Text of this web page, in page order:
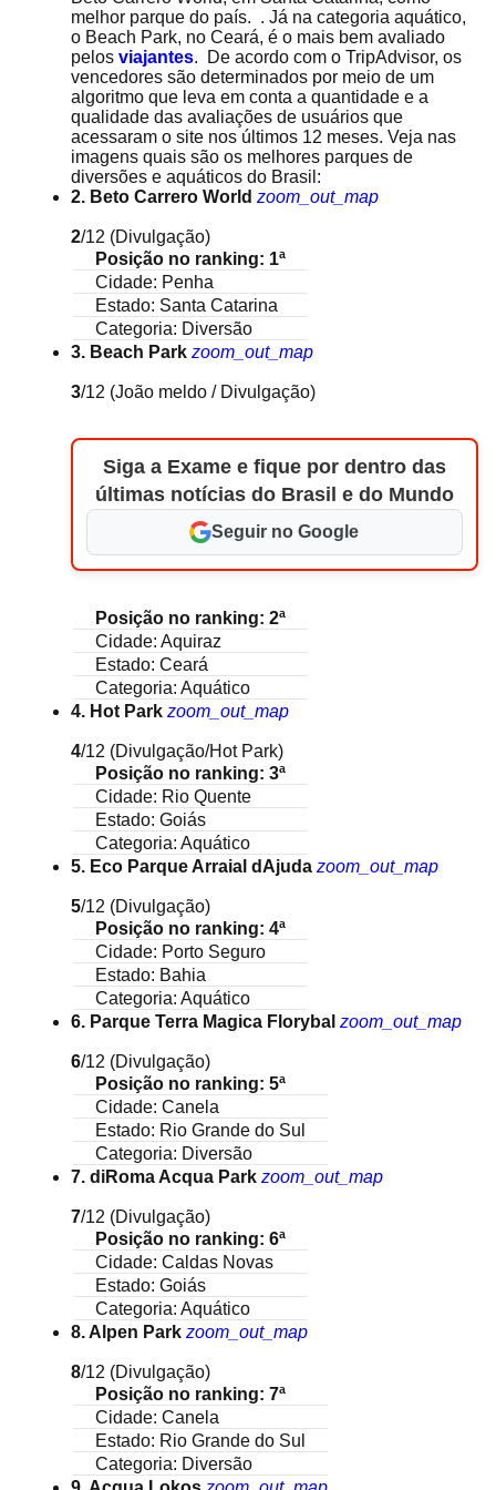
melhor parque do país. . Já na categoria aquático,
o Beach Park, no Ceará, é o mais bem avaliado
pelos viajantes. De acordo com o TripAdvisor, os
vencedores são determinados por meio de um
algoritmo que leva em conta a quantidade e a
qualidade das avaliações de usuários que
acessaram o site nos últimos 12 meses. Veja nas
imagens quais são os melhores parques de
diversões e aquáticos do Brasil:
2. Beto Carrero World zoom_out_map
2/12 (Divulgação)
Posição no ranking: 1ª
Cidade: Penha
Estado: Santa Catarina
Categoria: Diversão
3. Beach Park zoom_out_map
3/12 (João meldo / Divulgação)
Siga a Exame e fique por dentro das
últimas notícias do Brasil e do Mundo
Seguir no Google
Posição no ranking: 2ª
Cidade: Aquiraz
Estado: Ceará
Categoria: Aquático
4. Hot Park zoom_out_map
4/12 (Divulgação/Hot Park)
Posição no ranking: 3ª
Cidade: Rio Quente
Estado: Goiás
Categoria: Aquático
5. Eco Parque Arraial dAjuda zoom_out_map
5/12 (Divulgação)
Posição no ranking: 4ª
Cidade: Porto Seguro
Estado: Bahia
Categoria: Aquático
6. Parque Terra Magica Florybal zoom_out_map
6/12 (Divulgação)
Posição no ranking: 5ª
Cidade: Canela
Estado: Rio Grande do Sul
Categoria: Diversão
7. diRoma Acqua Park zoom_out_map
7/12 (Divulgação)
Posição no ranking: 6ª
Cidade: Caldas Novas
Estado: Goiás
Categoria: Aquático
8. Alpen Park zoom_out_map
8/12 (Divulgação)
Posição no ranking: 7ª
Cidade: Canela
Estado: Rio Grande do Sul
Categoria: Diversão